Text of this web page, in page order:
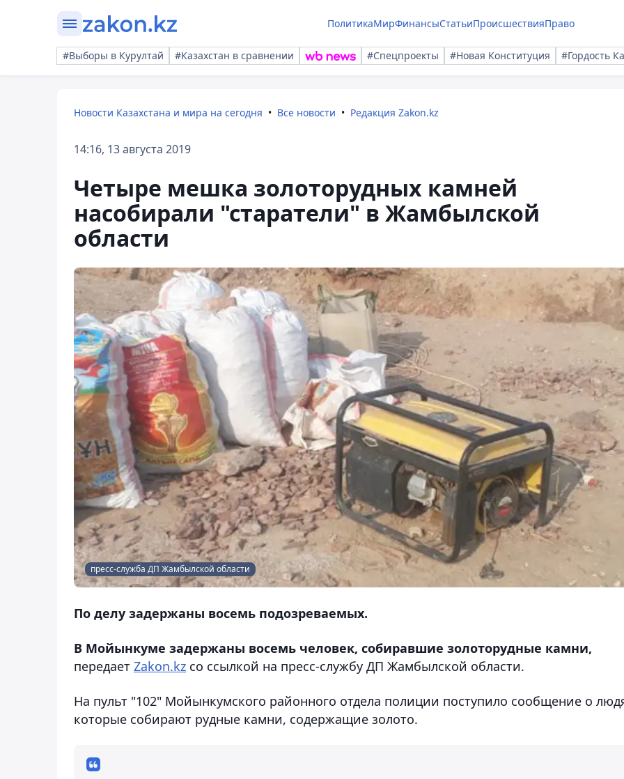
ПолитикаМирФинансыСтатьиПроисшествияПраво
#Выборы в Курултай #Казахстан в сравнении #Спецпроекты #Новая Конституция #Гордость
Новости Казахстана и мира на сегодня Все новости Редакция Zakon.kz
14:16, 13 августа 2019
Четыре мешка золоторудных камней
насобирали "старатели" в Жамбылской
области
пресс-служба ДП Жамбылской области
По делу задержаны восемь подозреваемых.
В Мойынкуме задержаны восемь человек, собиравшие золоторудные камни,
передает Zakon.kz со ссылкой на пресс-службу ДП Жамбылской области.
На пульт "102" Мойынкумского районного отдела полиции поступило сообщение о
которые собирают рудные камни, содержащие золото.